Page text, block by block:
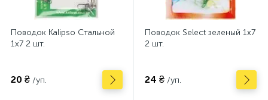
Поводок Kalipso Стальной
1х7 2 шт.
20 ₴ /уп.
Поводок Select зеленый 1x7
2 шт.
24 ₴ /уп.